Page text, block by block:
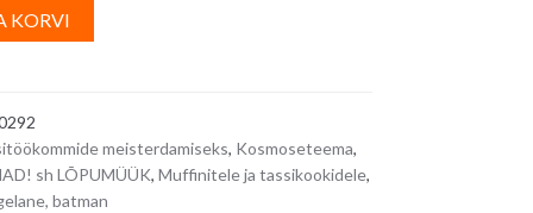
KORVI
l
meisterdamiseks, Kosmoseteema,
sh LÕPUMÜÜK, Muffinitele ja tassikookidele,
batman